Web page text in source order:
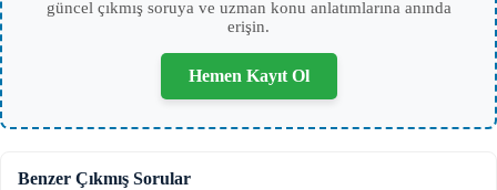
güncel çıkmış soruya ve uzman konu anlatımlarına anında
erişin.
Hemen Kayıt Ol
Benzer Çıkmış Sorular